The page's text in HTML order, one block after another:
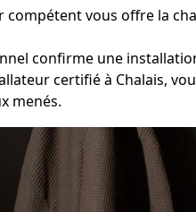
vous offre la
confirme une
certifié à Chalais,
menés.